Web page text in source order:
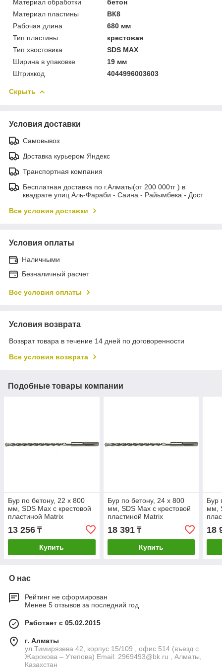
Материал обработки
бетон
Материал пластины
ВК8
Рабочая длина
680 мм
Тип пластины
крестовая
Тип хвостовика
SDS MAX
Ширина в упаковке
19 мм
Штрихкод
4044996003603
Скрыть
Условия доставки
Самовывоз
Доставка курьером Яндекс
Транспортная компания
Бесплатная доставка по г.Алматы(от 200 000тг ) в
квадрате улиц Аль-Фараби - Саина - Райымбека - Дост
Все условия доставки
Условия оплаты
Наличными
Безналичный расчет
Все условия оплаты
Условия возврата
Возврат товара в течение 14 дней по договоренности
Все условия возврата
Подобные товары компании
Бур по бетону, 22 х 800
мм, SDS Max c крестовой
пластиной Matrix
13 256 ₸
Купить
Бур по бетону, 24 х 800
мм, SDS Max c крестовой
пластиной Matrix
18 391₸
Купить
Бур
мм,
18
О нас
Рейтинг не сформирован
Менее 5 отзывов за последний год
Работает с 05.02.2015
г. Алматы
ул.Тимирязева 42, корпус 15/109 , офис 514 (въезд с
Жарокова – Утепова) Email: 2969493@bk.ru , Алматы,
Казахстан